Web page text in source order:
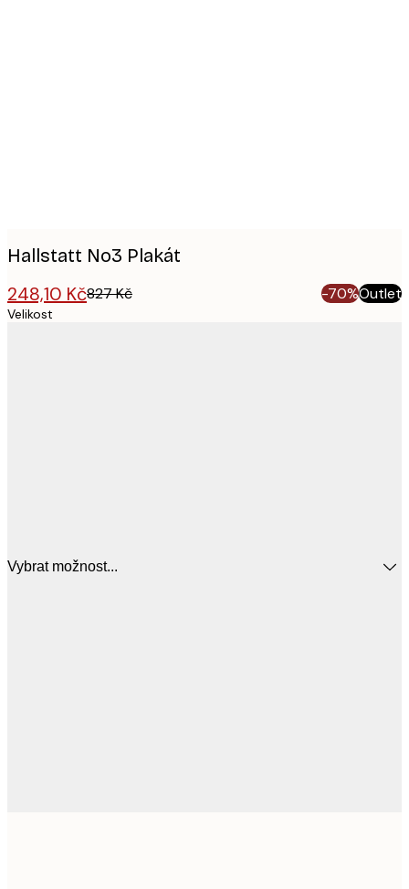
Hallstatt No3 Plakát
248,10 Kč827 Kč -70%Outlet
Velikost
Vybrat možnost...